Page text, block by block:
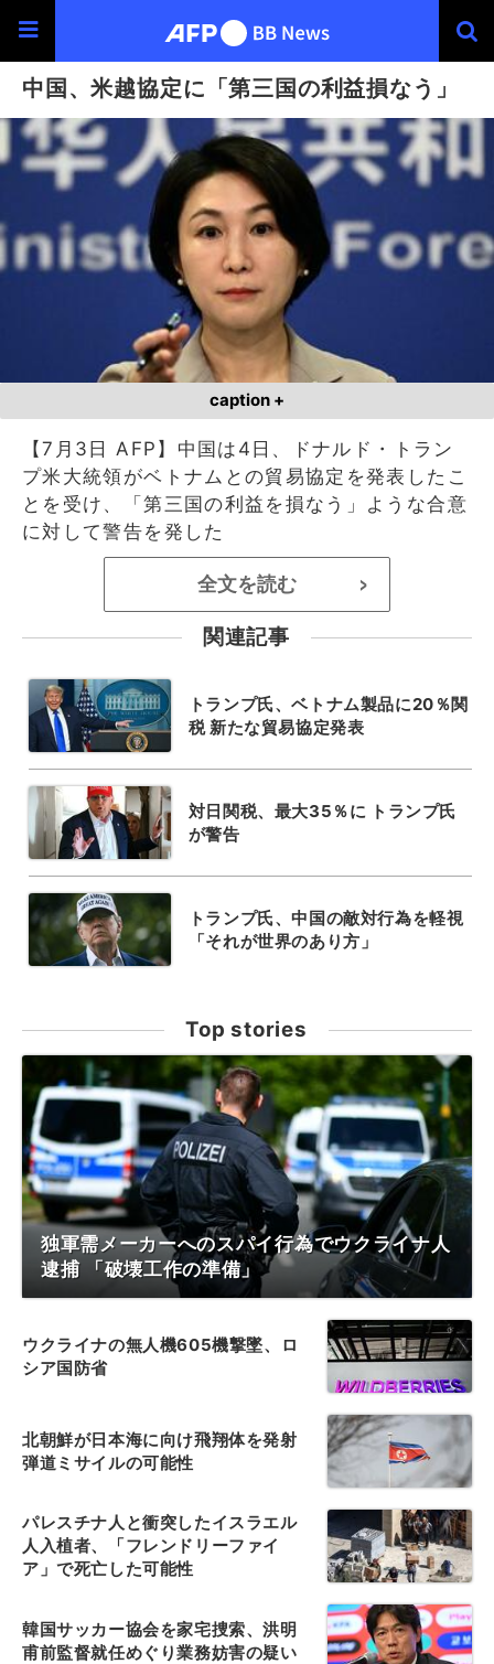
中国、米越協定に「第三国の利益損なう」
caption +
【7月3日 AFP】中国は4日、ドナルド・トラン
プ米大統領がベトナムとの貿易協定を発表したこ
とを受け、「第三国の利益を損なう」ような合意
に対して警告を発した
全文を読む >
関連記事
トランプ氏、ベトナム製品に20％関
税 新たな貿易協定発表
対日関税、最大35％に トランプ氏
が警告
トランプ氏、中国の敵対行為を軽視
「それが世界のあり方」
Top stories
独軍需メーカーへのスパイ行為でウクライナ人
逮捕 「破壊工作の準備」
ウクライナの無人機605機撃墜、ロ
シア国防省
北朝鮮が日本海に向け飛翔体を発射
弾道ミサイルの可能性
パレスチナ人と衝突したイスラエル
人入植者、「フレンドリーファイ
ア」で死亡した可能性
韓国サッカー協会を家宅捜索、洪明
甫前監督就任めぐり業務妨害の疑い